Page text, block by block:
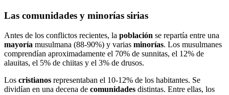
Las comunidades y minorías sirias
Antes de los conflictos recientes, la población se repartía entre una
mayoría musulmana (88-90%) y varias minorías. Los musulmanes
comprendían aproximadamente el 70% de sunnitas, el 12% de
alauitas, el 5% de chiitas y el 3% de drusos.
Los cristianos representaban el 10-12% de los habitantes. Se
dividían en una decena de comunidades distintas. Entre ellas, los